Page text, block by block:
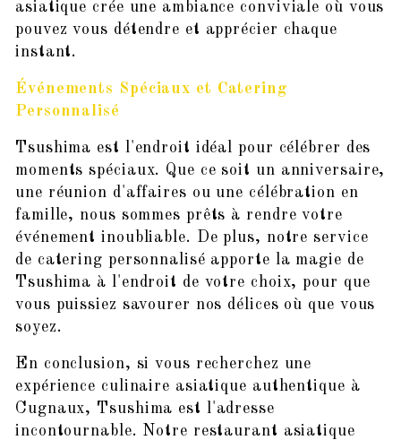
asiatique crée une ambiance conviviale où vous
pouvez vous détendre et apprécier chaque
instant.
Événements Spéciaux et Catering
Personnalisé
Tsushima est l'endroit idéal pour célébrer des
moments spéciaux. Que ce soit un anniversaire,
une réunion d'affaires ou une célébration en
famille, nous sommes prêts à rendre votre
événement inoubliable. De plus, notre service
de catering personnalisé apporte la magie de
Tsushima à l'endroit de votre choix, pour que
vous puissiez savourer nos délices où que vous
soyez.
En conclusion, si vous recherchez une
expérience culinaire asiatique authentique à
Cugnaux, Tsushima est l'adresse
incontournable. Notre restaurant asiatique